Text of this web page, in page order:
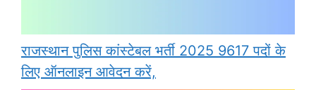
राजस्थान पुलिस कांस्टेबल भर्ती 2025 9617 पदों के
लिए ऑनलाइन आवेदन करें,